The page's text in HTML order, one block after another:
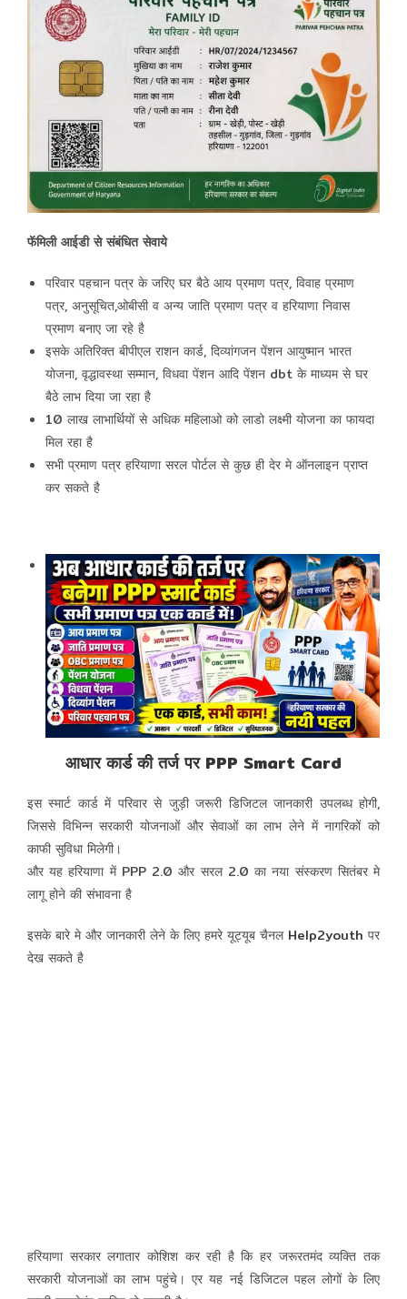
फॅमिली आईडी से संबंधित सेवाये
परिवार पहचान पत्र के जरिए घर बैठे आय प्रमाण पत्र, विवाह प्रमाण
पत्र, अनुसूचित,ओबीसी व अन्य जाति प्रमाण पत्र व हरियाणा निवास
प्रमाण बनाए जा रहे है
इसके अतिरिक्त बीपीएल राशन कार्ड, दिव्यांगजन पेंशन आयुष्मान भारत
योजना, वृद्धावस्था सम्मान, विधवा पेंशन आदि पेंशन dbt के माध्यम से घर
बैठे लाभ दिया जा रहा है
10 लाख लाभार्थियों से अधिक महिलाओ को लाडो लक्ष्मी योजना का फायदा
मिल रहा है
सभी प्रमाण पत्र हरियाणा सरल पोर्टल से कुछ ही देर मे ऑनलाइन प्राप्त
कर सकते है
आधार कार्ड की तर्ज पर PPP Smart Card
इस स्मार्ट कार्ड में परिवार से जुड़ी जरूरी डिजिटल जानकारी उपलब्ध होगी,
जिससे विभिन्न सरकारी योजनाओं और सेवाओं का लाभ लेने में नागरिकों को
काफी सुविधा मिलेगी।
और यह हरियाणा में PPP 2.0 और सरल 2.0 का नया संस्करण सितंबर मे
लागू होने की संभावना है
इसके बारे मे और जानकारी लेने के लिए हमरे यूट्यूब चैनल Help2youth पर
देख सकते है
हरियाणा सरकार लगातार कोशिश कर रही है कि हर जरूरतमंद व्यक्ति तक
सरकारी योजनाओं का लाभ पहुंचे। एर यह नई डिजिटल पहल लोगों के लिए